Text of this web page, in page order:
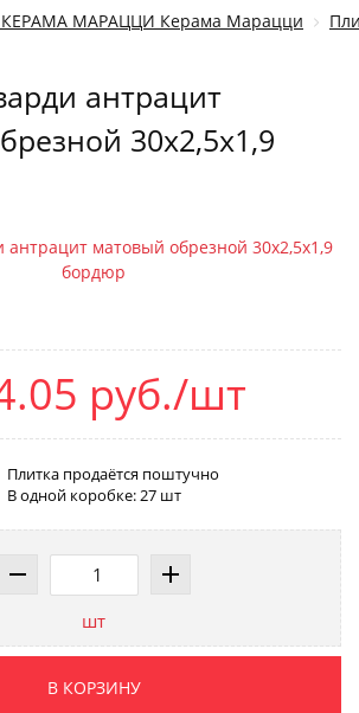
КЕРАМА МАРАЦЦИ Керама Марацци
антрацит
30x2,5x1,9
руб./шт
Плитка продаётся поштучно
В одной коробке: 27 шт
шт
В КОРЗИНУ